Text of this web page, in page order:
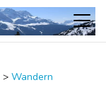
> Wandern